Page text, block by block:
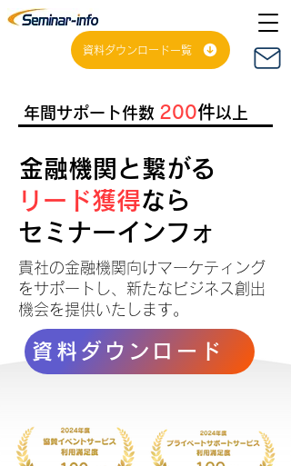
資料ダウンロード一覧
年間サポート件数 200件以上
金融機関と繋がる
リード獲得なら
セミナーインフォ
貴社の金融機関向けマーケティング
をサポートし、新たなビジネス創出
機会を提供いたします。
資料ダウンロード